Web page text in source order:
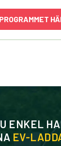
ENKEL
EV-